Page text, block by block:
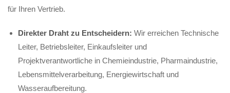
für Ihren Vertrieb.
Direkter Draht zu Entscheidern: Wir erreichen Technische
Leiter, Betriebsleiter, Einkaufsleiter und
Projektverantwortliche in Chemieindustrie, Pharmaindustrie,
Lebensmittelverarbeitung, Energiewirtschaft und
Wasseraufbereitung.